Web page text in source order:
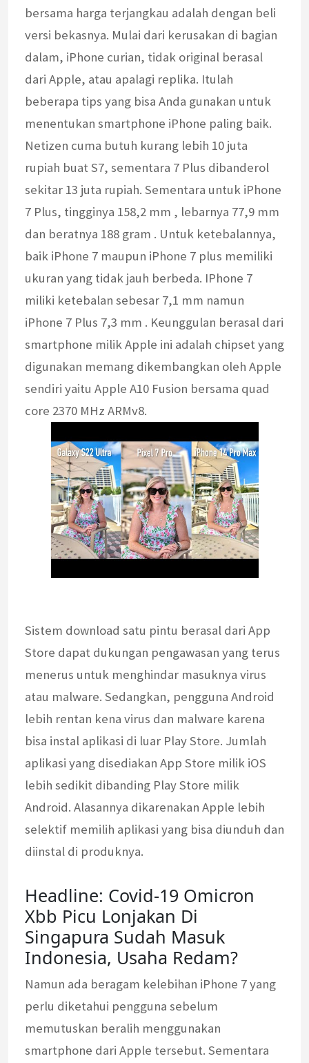
bersama harga terjangkau adalah dengan beli
versi bekasnya. Mulai dari kerusakan di bagian
dalam, iPhone curian, tidak original berasal
dari Apple, atau apalagi replika. Itulah
beberapa tips yang bisa Anda gunakan untuk
menentukan smartphone iPhone paling baik.
Netizen cuma butuh kurang lebih 10 juta
rupiah buat S7, sementara 7 Plus dibanderol
sekitar 13 juta rupiah. Sementara untuk iPhone
7 Plus, tingginya 158,2 mm , lebarnya 77,9 mm
dan beratnya 188 gram . Untuk ketebalannya,
baik iPhone 7 maupun iPhone 7 plus memiliki
ukuran yang tidak jauh berbeda. IPhone 7
miliki ketebalan sebesar 7,1 mm namun
iPhone 7 Plus 7,3 mm . Keunggulan berasal dari
smartphone milik Apple ini adalah chipset yang
digunakan memang dikembangkan oleh Apple
sendiri yaitu Apple A10 Fusion bersama quad
core 2370 MHz ARMv8.
Sistem download satu pintu berasal dari App
Store dapat dukungan pengawasan yang terus
menerus untuk menghindar masuknya virus
atau malware. Sedangkan, pengguna Android
lebih rentan kena virus dan malware karena
bisa instal aplikasi di luar Play Store. Jumlah
aplikasi yang disediakan App Store milik iOS
lebih sedikit dibanding Play Store milik
Android. Alasannya dikarenakan Apple lebih
selektif memilih aplikasi yang bisa diunduh dan
diinstal di produknya.
Headline: Covid-19 Omicron
Xbb Picu Lonjakan Di
Singapura Sudah Masuk
Indonesia, Usaha Redam?
Namun ada beragam kelebihan iPhone 7 yang
perlu diketahui pengguna sebelum
memutuskan beralih menggunakan
smartphone dari Apple tersebut. Sementara